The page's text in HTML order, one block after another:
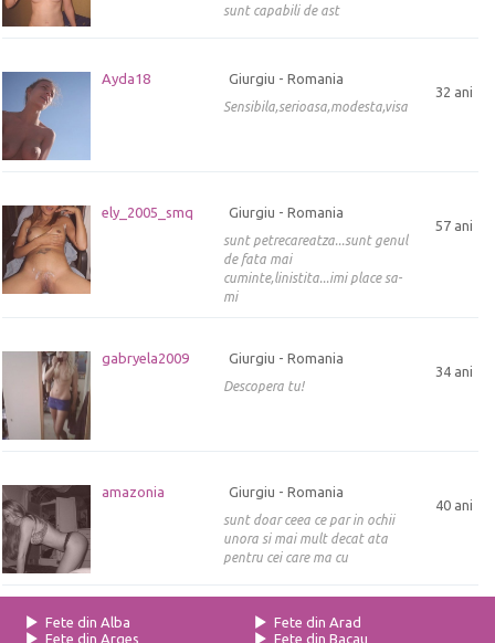
sunt capabili de ast
Ayda18
32 ani
Giurgiu - Romania
ely_2005_smq
57 ani
Giurgiu - Romania
sunt petrecareatza...sunt genul
de fata mai
cuminte,linistita...imi place sa-
mi
gabryela2009
34 ani
Giurgiu - Romania
Descopera tu!
amazonia
40 ani
Giurgiu - Romania
sunt doar ceea ce par in ochii
unora si mai mult decat ata
pentru cei care ma cu
Fete din Alba
Fete din Arad
Fete din Arges
Fete din Bacau